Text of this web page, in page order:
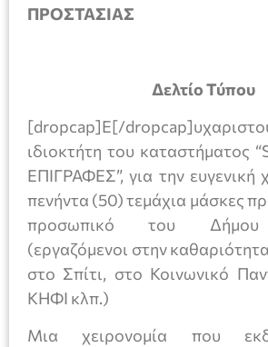
ΠΡΟΣΤΑΣΙΑΣ
Δελτίο Τύπου
[dropcap]Ε[/
ιδιοκτήτη του καταστήματος
ΕΠΙΓΡΑΦΕΣ”, για την ευγενική
πενήντα (50) τεμάχια μάσκες
προσωπικό του Δήμου
(εργαζόμενοι στην
στο Σπίτι, στο Κοινωνικό
ΚΗΦΙ κλπ.)
Μια χειρονομία που